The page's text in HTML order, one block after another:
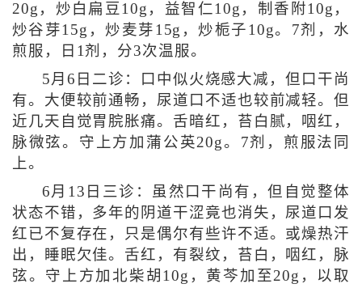
20g，炒白扁豆10g，益智仁10g，制香附10g，
炒谷芽15g，炒麦芽15g，炒栀子10g。7剂，水
煎服，日1剂，分3次温服。
5月6日二诊：口中似火烧感大减，但口干尚
有。大便较前通畅，尿道口不适也较前减轻。但
近几天自觉胃脘胀痛。舌暗红，苔白腻，咽红，
脉微弦。守上方加蒲公英20g。7剂，煎服法同
上。
6月13日三诊：虽然口干尚有，但自觉整体
状态不错，多年的阴道干涩竟也消失，尿道口发
红已不复存在，只是偶尔有些许不适。或燥热汗
出，睡眠欠佳。舌红，有裂纹，苔白，咽红，脉
弦。守上方加北柴胡10g，黄芩加至20g，以取